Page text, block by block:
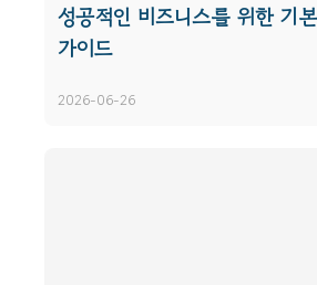
성공적인 비즈니스를 위한 기
가이드
2026-06-26